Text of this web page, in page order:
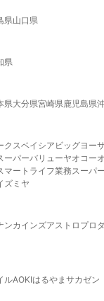
県山口県
県
県大分県宮崎県鹿児島県
クスベイシア ビッグヨー
ーパーバリューヤオコー
マート ライフ業務スーパー
ズミヤ
ンカインズアストロプロ
ルAOKIはるやま サカゼン